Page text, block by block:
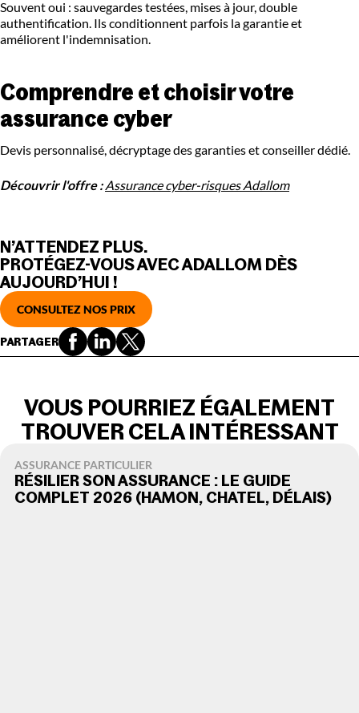
Souvent oui : sauvegardes testées, mises à jour, double
authentification. Ils conditionnent parfois la garantie et
améliorent l'indemnisation.
Comprendre et choisir votre
assurance cyber
Devis personnalisé, décryptage des garanties et conseiller dédié.
Découvrir l'offre : Assurance cyber-risques Adallom
N’ATTENDEZ PLUS.
PROTÉGEZ-VOUS AVEC ADALLOM DÈS
AUJOURD’HUI !
CONSULTEZ NOS PRIX
PARTAGER
VOUS POURRIEZ ÉGALEMENT
TROUVER CELA INTÉRESSANT
ASSURANCE PARTICULIER
RÉSILIER SON ASSURANCE : LE GUIDE
COMPLET 2026 (HAMON, CHATEL, DÉLAIS)